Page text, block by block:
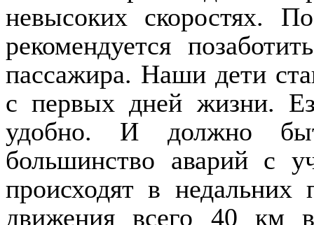
невысоких скоростях.
рекомендуется
пассажира. Наши дети
с первых дней жизни.
удобно. И должно
большинство аварий c
происходят в недальних
движения всего 40 км